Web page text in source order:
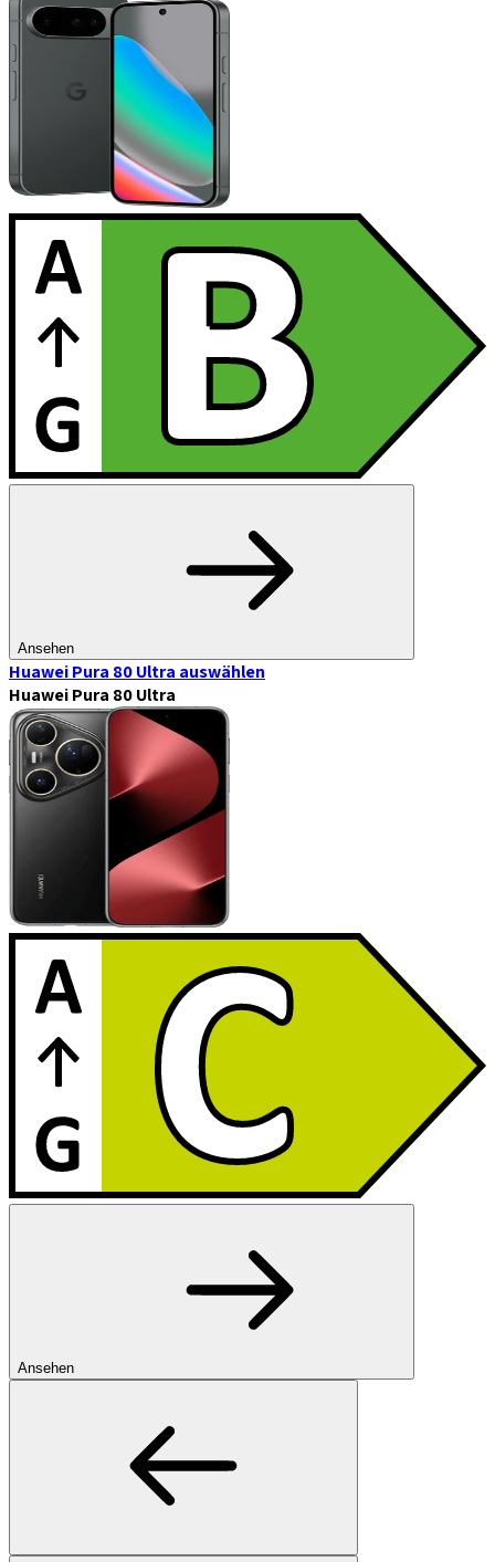
Ansehen
Huawei Pura 80 Ultra auswählen
Huawei Pura 80 Ultra
Ansehen